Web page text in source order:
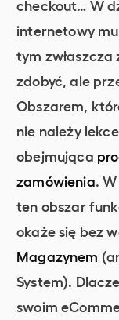
checkout… W
internetowy
tym zwłaszcza
zdobyć, ale
Obszarem,
nie należy
obejmująca
zamówienia.
ten obszar
okaże się bez
Magazynem
System).
swoim